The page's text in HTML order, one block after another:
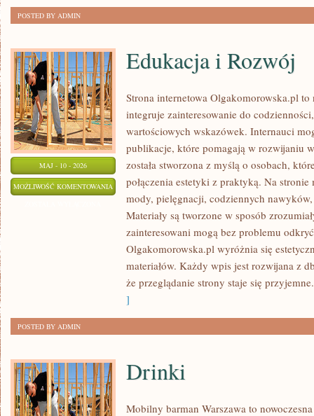
POSTED BY ADMIN
MAJ - 10 - 2026
MOŻLIWOŚĆ KOMENTOWANIA EDUKACJA
ROZWÓJ
Edukacja i Rozwój
Strona internetowa Olgakomorowska.pl
integruje zainteresowanie do
wartościowych wskazówek. Internauci
publikacje, które pomagają w rozwijaniu
została stworzona z myślą o osobach,
połączenia estetyki z praktyką. Na
mody, pielęgnacji, codziennych
Materiały są tworzone w sposób
zainteresowani mogą bez problemu
Olgakomorowska.pl wyróżnia się
materiałów. Każdy wpis jest rozwijana z
że przeglądanie strony staje się
]
POSTED BY ADMIN
Drinki
Mobilny barman Warszawa to